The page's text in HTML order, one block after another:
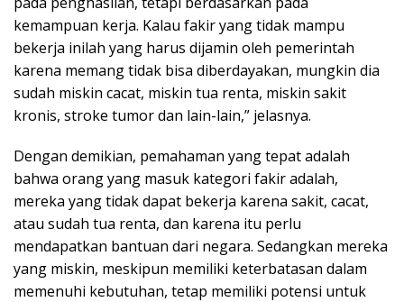
kemampuan kerja. Kalau fakir yang tidak mampu
bekerja inilah yang harus dijamin oleh pemerintah
karena memang tidak bisa diberdayakan, mungkin dia
sudah miskin cacat, miskin tua renta, miskin sakit
kronis, stroke tumor dan lain-lain,” jelasnya.
Dengan demikian, pemahaman yang tepat adalah
bahwa orang yang masuk kategori fakir adalah,
mereka yang tidak dapat bekerja karena sakit, cacat,
atau sudah tua renta, dan karena itu perlu
mendapatkan bantuan dari negara. Sedangkan mereka
yang miskin, meskipun memiliki keterbatasan dalam
memenuhi kebutuhan, tetap memiliki potensi untuk